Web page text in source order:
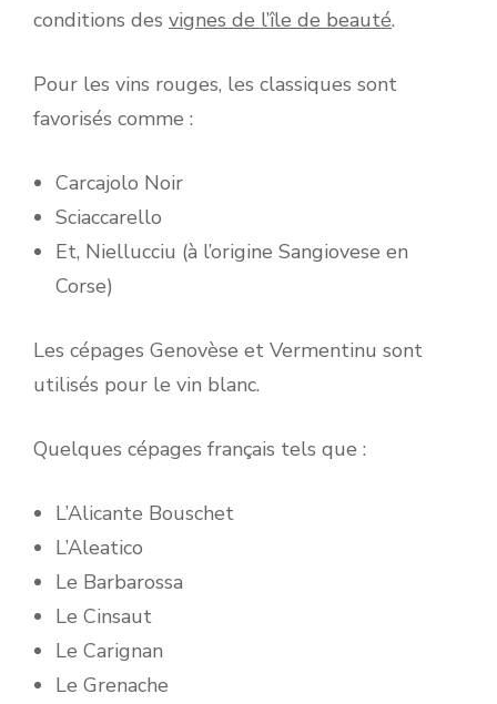
conditions des vignes de l’île de beauté.
Pour les vins rouges, les classiques sont
favorisés comme :
Carcajolo Noir
Sciaccarello
Et, Niellucciu (à l’origine Sangiovese en
Corse)
Les cépages Genovèse et Vermentinu sont
utilisés pour le vin blanc.
Quelques cépages français tels que :
L’Alicante Bouschet
L’Aleatico
Le Barbarossa
Le Cinsaut
Le Carignan
Le Grenache